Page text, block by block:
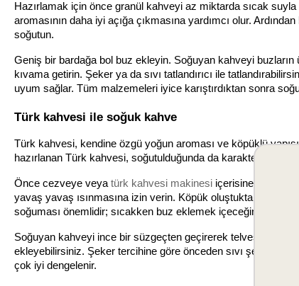
Hazırlamak için önce granül kahveyi az miktarda sıcak
aromasının daha iyi açığa çıkmasına yardımcı olur.
soğutun.
Geniş bir bardağa bol buz ekleyin. Soğuyan kahveyi
kıvama getirin. Şeker ya da sıvı tatlandırıcı ile
uyum sağlar. Tüm malzemeleri iyice karıştırdıktan sonra
Türk kahvesi ile soğuk kahve
Türk kahvesi, kendine özgü yoğun aroması ve köpüklü
hazırlanan Türk kahvesi, soğutulduğunda da karakteristik
Önce cezveye veya türk kahvesi makinesi içerisine su ve
yavaş yavaş ısınmasına izin verin. Köpük oluştuktan sonra
soğuması önemlidir; sıcakken buz eklemek içeceğin
Soğuyan kahveyi ince bir süzgeçten geçirerek telvesini
ekleyebilirsiniz. Şeker tercihine göre önceden sıvı şeker
çok iyi dengelenir.